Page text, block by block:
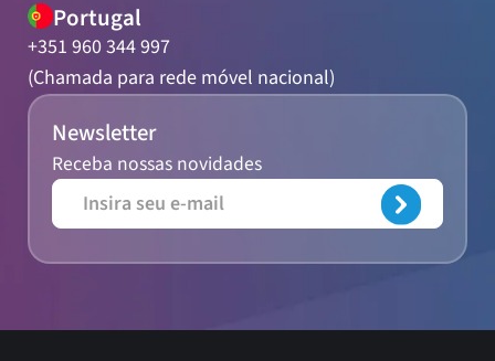
Portugal
+351 960 344 997
(Chamada para rede móvel nacional)
Newsletter
Receba nossas novidades